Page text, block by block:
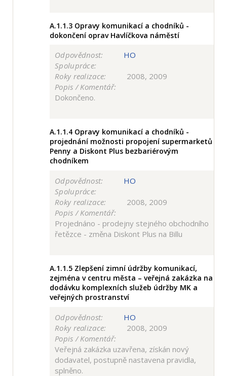
A.1.1.3 Opravy komunikací a chodníků -
dokončení oprav Havlíčkova náměstí
Odpovědnost:
HO
Spolupráce:
Roky realizace:
2008, 2009
Popis / Komentář:
Dokončeno.
A.1.1.4 Opravy komunikací a chodníků -
projednání možnosti propojení supermarketů
Penny a Diskont Plus bezbariérovým
chodníkem
Odpovědnost:
HO
Spolupráce:
Roky realizace:
2008, 2009
Popis / Komentář:
Projednáno - prodejny stejného obchodního
řetězce - změna Diskont Plus na Billu
A.1.1.5 Zlepšení zimní údržby komunikací,
zejména v centru města – veřejná zakázka na
dodávku komplexních služeb údržby MK a
veřejných prostranství
Odpovědnost:
HO
Roky realizace:
2008, 2009
Popis / Komentář:
Veřejná zakázka uzavřena, získán nový
dodavatel, postupně nastavena pravidla,
splněno.